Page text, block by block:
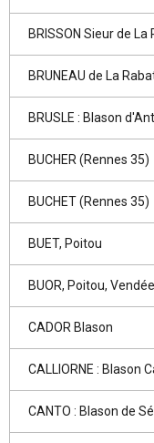
BRISSON Sieur de La
BRUNEAU de La
BRUSLE : Blason
BUCHER (Rennes 35)
BUCHET (Rennes 35)
BUET, Poitou
BUOR, Poitou,
CADOR Blason
CALLIORNE : Blason
CANTO : Blason de